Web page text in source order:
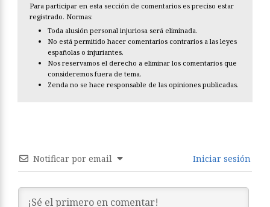
Para participar en esta sección de comentarios es preciso estar
registrado. Normas:
Toda alusión personal injuriosa será eliminada.
No está permitido hacer comentarios contrarios a las leyes
españolas o injuriantes.
Nos reservamos el derecho a eliminar los comentarios que
consideremos fuera de tema.
Zenda no se hace responsable de las opiniones publicadas.
Notificar por email Iniciar sesión